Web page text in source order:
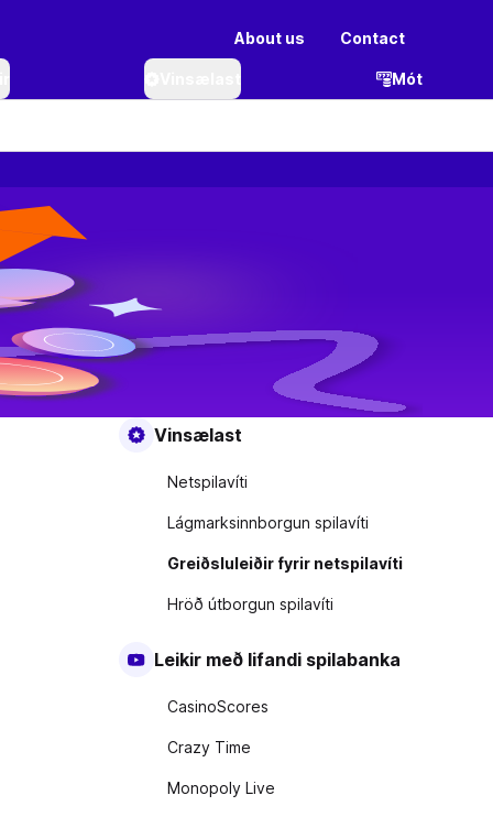
About us Contact
Mót
Vinsælast
Netspilavíti
Lágmarksinnborgun spilavíti
Greiðsluleiðir fyrir netspilavíti
Hröð útborgun spilavíti
Leikir með lifandi spilabanka
CasinoScores
Crazy Time
Monopoly Live